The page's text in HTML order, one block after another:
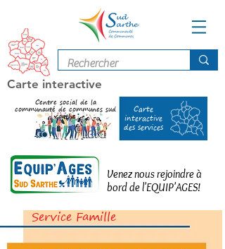
Carte interactive
Centre social de la
communauté de communes sud
sarthe
Carte
interactive
des services
Venez nous rejoindre à
bord de l'EQUIP'AGES!
Service Famille